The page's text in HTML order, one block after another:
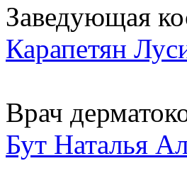
Заведующая
Карапетян
Врач
Бут Наталья